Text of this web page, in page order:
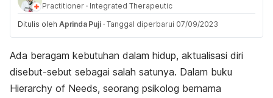
Practitioner · Integrated Therapeutic
Ditulis oleh Aprinda Puji · Tanggal diperbarui 07/09/2023
Ada beragam kebutuhan dalam hidup, aktualisasi diri
disebut-sebut sebagai salah satunya. Dalam buku
Hierarchy of Needs, seorang psikolog bernama